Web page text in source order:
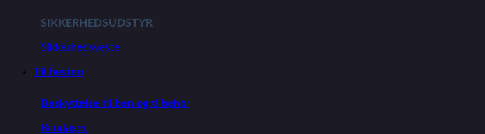
SIKKERHEDSUDSTYR
Sikkerhedsveste
Til hesten
Beskyttelse til ben og tilbehør
Bandager